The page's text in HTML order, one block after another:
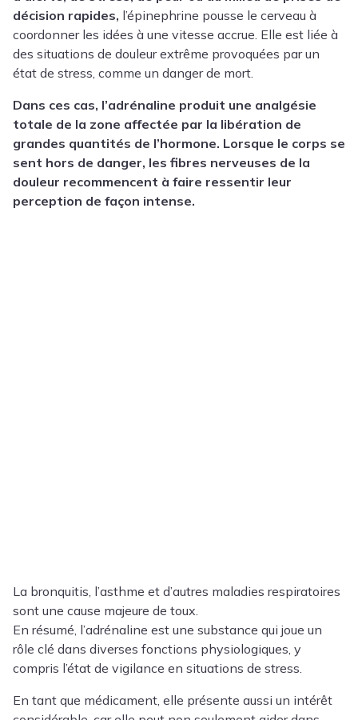
décision rapides, l’épinephrine pousse le cerveau à
coordonner les idées à une vitesse accrue. Elle est liée à
des situations de douleur extrême provoquées par un
état de stress, comme un danger de mort.
Dans ces cas, l’adrénaline produit une analgésie
totale de la zone affectée par la libération de
grandes quantités de l’hormone. Lorsque le corps se
sent hors de danger, les fibres nerveuses de la
douleur recommencent à faire ressentir leur
perception de façon intense.
La bronquitis, l’asthme et d’autres maladies respiratoires
sont une cause majeure de toux.
En résumé, l’adrénaline est une substance qui joue un
rôle clé dans diverses fonctions physiologiques, y
compris l’état de vigilance en situations de stress.
En tant que médicament, elle présente aussi un intérêt